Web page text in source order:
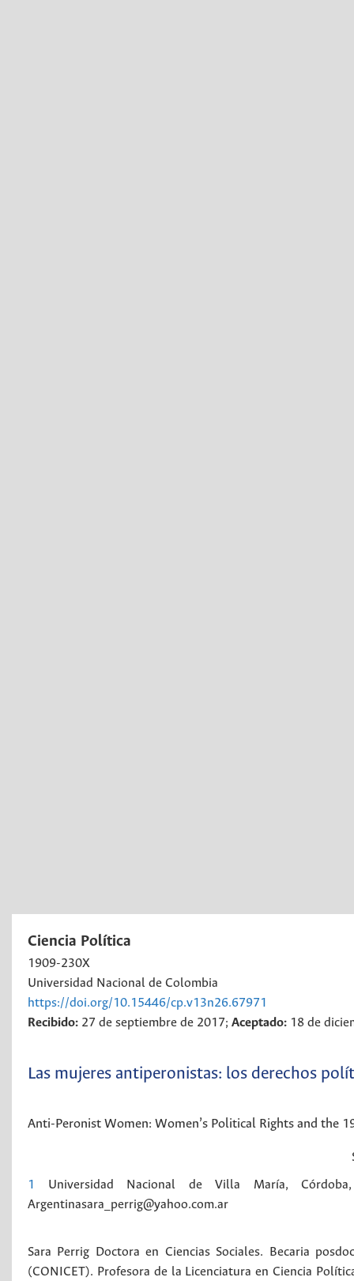
Ciencia Política
1909-230X
Universidad Nacional de Colombia
https://doi.org/10.15446/cp.v13n26.67971
Recibido: 27 de septiembre de 2017; Aceptado: 18 de
Las mujeres antiperonistas: los derechos
Anti-Peronist Women: Women’s Political Rights and the
1
Universidad Nacional de Villa María, Córdoba,
Argentinasara_perrig@yahoo.com.ar
Sara Perrig Doctora en Ciencias Sociales. Becaria
(CONICET). Profesora de la Licenciatura en Ciencia